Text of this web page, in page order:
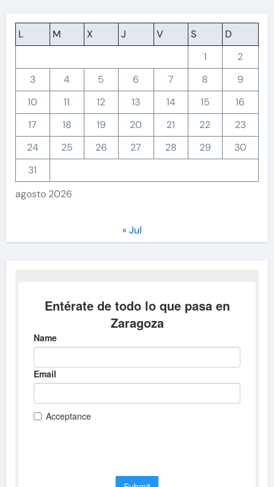
agosto 2026
L M X J V S
D
1
2
3
4 5 6 7 8
9
10
11 12 13 14 15
16
17
18 19 20 21 22
23
24
25 26 27 28 29
30
31
« Jul